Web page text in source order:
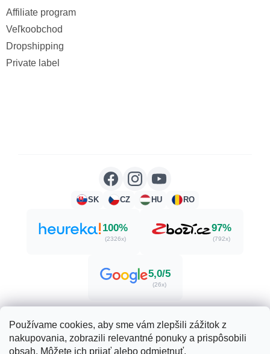
Používame cookies, aby sme vám zlepšili zážitok z
nakupovania, zobrazili relevantné ponuky a prispôsobili
obsah. Môžete ich prijať alebo odmietnuť.
Affiliate program
Veľkoobchod
Dropshipping
Private label
SK CZ HU RO
100%
(2326x)
97%
(792x)
5,0/5
(26x)
Vytvoril Shoptet